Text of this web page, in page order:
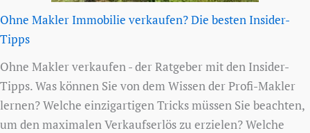
Ohne Makler Immobilie verkaufen? Die besten Insider-
Tipps
Ohne Makler verkaufen - der Ratgeber mit den Insider-
Tipps. Was können Sie von dem Wissen der Profi-Makler
lernen? Welche einzigartigen Tricks müssen Sie beachten,
um den maximalen Verkaufserlös zu erzielen? Welche